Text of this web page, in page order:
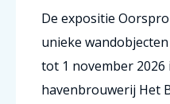
De expositie
unieke
tot 1 november
havenbrouwerij Het